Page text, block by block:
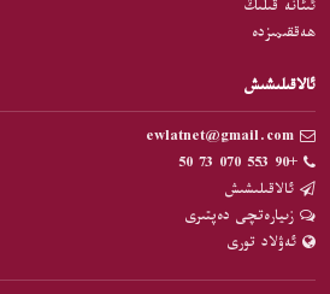
ئىئانە قىلىڭ
ھەققىمىزدە
ئالاقىلىشىش
+90 553 070 73 50
ئالاقىلىشىش
زىيارەتچى دەپتىرى
ئەۋلاد تورى